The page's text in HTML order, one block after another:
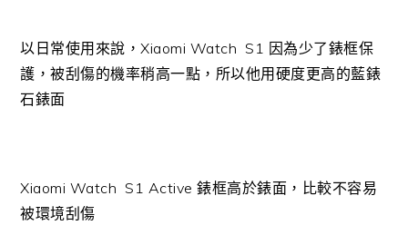
以日常使用來說，Xiaomi Watch S1 因為少了錶框保
護，被刮傷的機率稍高一點，所以他用硬度更高的藍錶
石錶面
Xiaomi Watch S1 Active 錶框高於錶面，比較不容易
被環境刮傷